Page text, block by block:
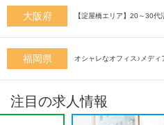
大阪府 【淀屋橋エリア】20～30代
福岡県 オシャレなオフィス♪メディ
注目の求人情報